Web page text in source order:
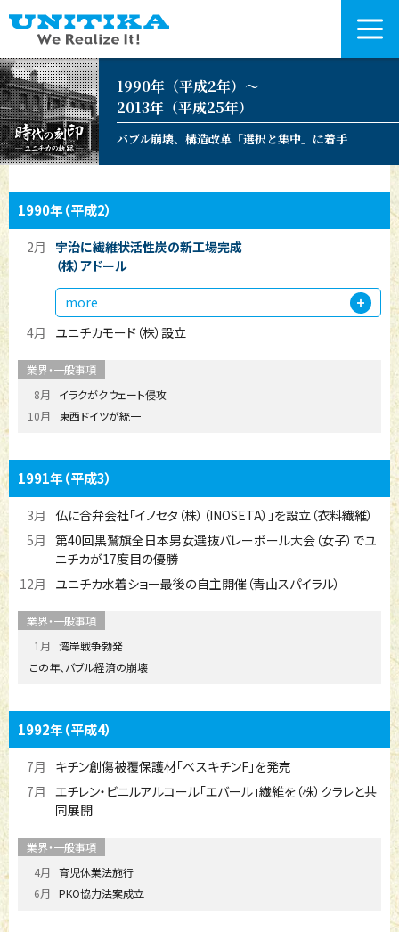
1990年（平成2年）〜
2013年（平成25年）
バブル崩壊、構造改革「選択と集中」に着手
1990年（平成2）
2月
宇治に繊維状活性炭の新工場完成
（株）アドール
more
4月
ユニチカモード（株）設立
8月
イラクがクウェート侵攻
10月
東西ドイツが統一
1991年（平成3）
3月
仏に合弁会社「イノセタ（株）（INOSETA）」を設立（衣料繊維）
5月 第40回黒鷲旗全日本男女選抜バレーボール大会（女子）でユ
ニチカが17度目の優勝
12月
ユニチカ水着ショー最後の自主開催（青山スパイラル）
1月
湾岸戦争勃発
この年、バブル経済の崩壊
1992年（平成4）
7月
キチン創傷被覆保護材「ベスキチンF」を発売
7月 エチレン・ビニルアルコール「エバール」繊維を（株）クラレと共
同展開
4月
育児休業法施行
6月
PKO協力法案成立